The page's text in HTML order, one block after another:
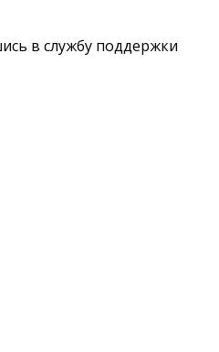
в службу поддержки